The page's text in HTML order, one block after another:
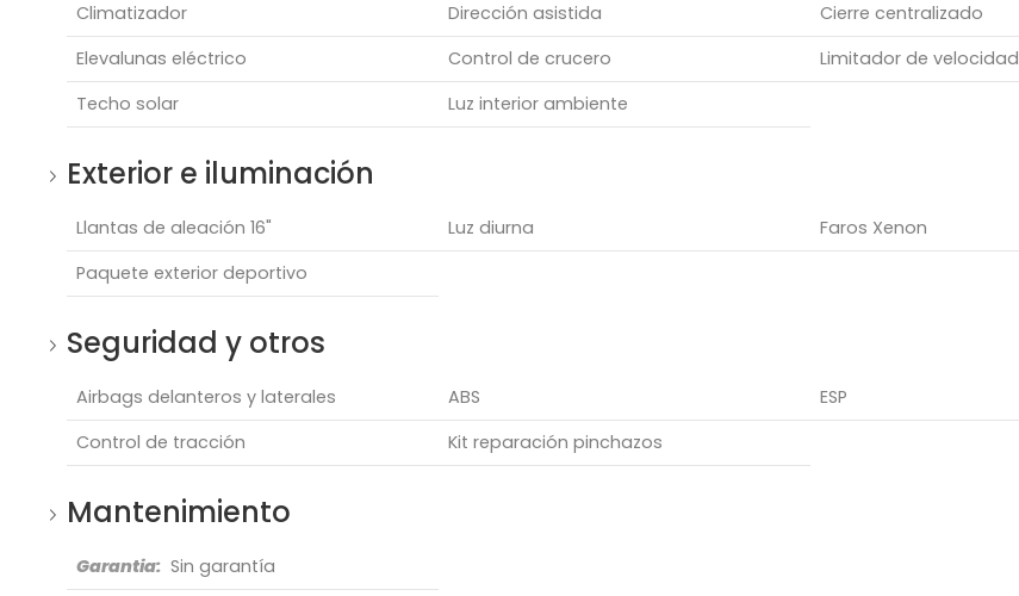
Climatizador Dirección asistida
Cierre centralizado
Elevalunas eléctrico
Control de crucero
Limitador de velocidad
Techo solar
Luz interior ambiente
Exterior e iluminación
Llantas de aleación 16" Luz diurna
Faros Xenon
Paquete exterior deportivo
Seguridad y otros
Airbags delanteros y laterales ABS
ESP
Control de tracción
Kit reparación pinchazos
Mantenimiento
Garantia: Sin garantía